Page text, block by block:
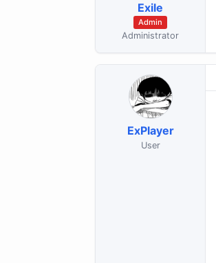
Exile
Admin
Administrator
ExPlayer
User